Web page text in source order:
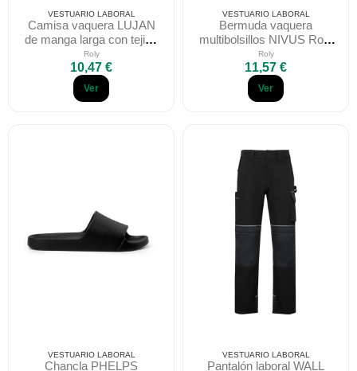
VESTUARIO LABORAL
Camisa vaquera LUJAN
de manga larga con tejido
stretch
Roly
10,47 €
Ver
VESTUARIO LABORAL
Bermuda vaquera
multibolsillos NIVUS Roly
WRK de alta resistencia
Roly
11,57 €
Ver
VESTUARIO LABORAL
Chancla PHELPS
VESTUARIO LABORAL
Pantalón laboral WALL